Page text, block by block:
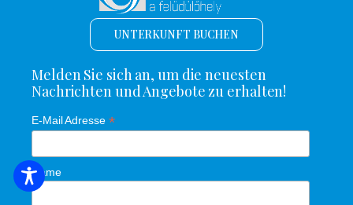
SUCHE NACH UNTERKUNFT
UNTERKUNFT BUCHEN
Melden Sie sich an, um die neuesten
Nachrichten und Angebote zu erhalten!
E-Mail Adresse *
Name